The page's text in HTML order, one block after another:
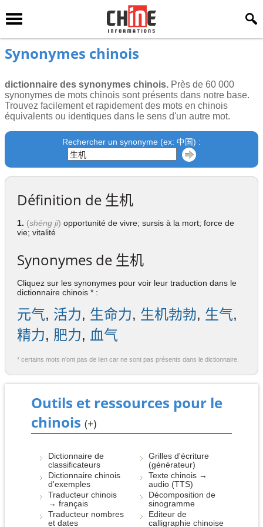
Synonymes chinois
dictionnaire des synonymes chinois. Près de 60 000
synonymes de mots chinois sont présents dans notre base.
Trouvez facilement et rapidement des mots en chinois
équivalents ou identiques dans le sens d'un autre mot.
Rechercher un synonyme (ex: 中国) :
Définition de 生机
1. (shēng jī) opportunité de vivre; sursis à la mort; force de
vie; vitalité
Synonymes de 生机
Cliquez sur les synonymes pour voir leur traduction dans le
dictionnaire chinois * :
元气, 活力, 生命力, 生机勃勃, 生气,
精力, 肥力, 血气
* certains mots n'ont pas de lien car ne sont pas présents dans le dictionnaire.
Outils et ressources pour le
chinois (+)
Dictionnaire de
classificateurs
Dictionnaire chinois
d'exemples
Traducteur chinois
→ français
Traducteur nombres
et dates
Grilles d'écriture
(générateur)
Texte chinois →
audio (TTS)
Décomposition de
sinogramme
Editeur de
calligraphie chinoise